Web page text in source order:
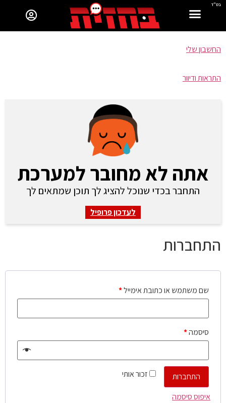
בס"ד
החשבון שלי
התראות ודיוור
אתה לא מחובר למערכת
התחבר בכדי שנוכל להציג לך תוכן שמתאים לך
לעדכון פרופיל
התחברות
שם משתמש או כתובת אימייל*
סיסמה*
זכור אותי
התחברות
איפוס סיסמה